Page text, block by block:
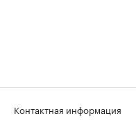
Контактная информация